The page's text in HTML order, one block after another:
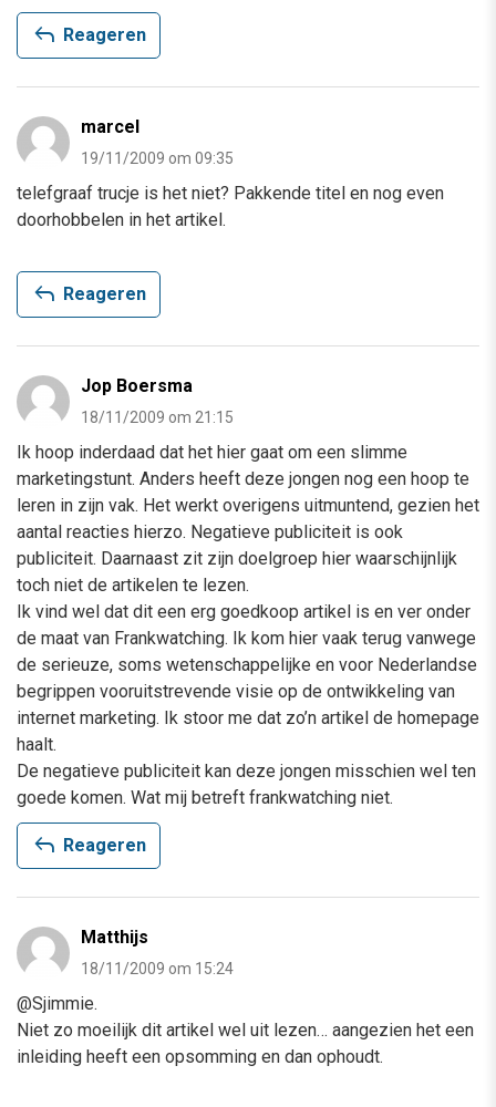
reply Reageren
marcel
19/11/2009 om 09:35
telefgraaf trucje is het niet? Pakkende titel en nog even
doorhobbelen in het artikel.
reply Reageren
Jop Boersma
18/11/2009 om 21:15
Ik hoop inderdaad dat het hier gaat om een slimme
marketingstunt. Anders heeft deze jongen nog een hoop te
leren in zijn vak. Het werkt overigens uitmuntend, gezien het
aantal reacties hierzo. Negatieve publiciteit is ook
publiciteit. Daarnaast zit zijn doelgroep hier waarschijnlijk
toch niet de artikelen te lezen.
Ik vind wel dat dit een erg goedkoop artikel is en ver onder
de maat van Frankwatching. Ik kom hier vaak terug vanwege
de serieuze, soms wetenschappelijke en voor Nederlandse
begrippen vooruitstrevende visie op de ontwikkeling van
internet marketing. Ik stoor me dat zo’n artikel de homepage
haalt.
De negatieve publiciteit kan deze jongen misschien wel ten
goede komen. Wat mij betreft frankwatching niet.
reply Reageren
Matthijs
18/11/2009 om 15:24
@Sjimmie.
Niet zo moeilijk dit artikel wel uit lezen… aangezien het een
inleiding heeft een opsomming en dan ophoudt.